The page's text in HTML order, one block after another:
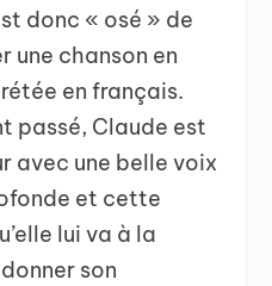
donc « osé » de
une chanson en
en français.
passé, Claude est
avec une belle voix
et cette
lui va à la
son